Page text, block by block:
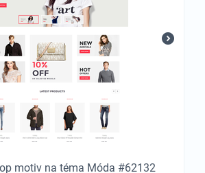
motiv na téma Móda #62132